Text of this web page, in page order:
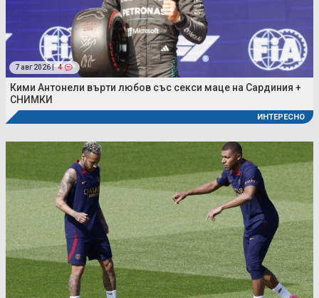
7 авг 2026 | 4
Кими Антонели върти любов със секси маце на Сардиния +
СНИМКИ
ИНТЕРЕСНО